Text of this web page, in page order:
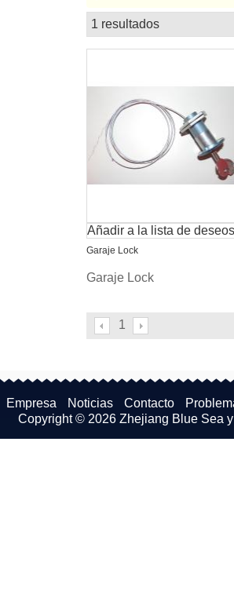
1 resultados
Añadir a la lista de deseos
Garaje Lock
Garaje Lock
1
Empresa Noticias Contacto
Copyright © 2026Zhejiang Blue Sea